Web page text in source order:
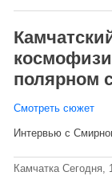
полярном
Смотреть сюжет
Интервью с
Камчатка Сегодня,